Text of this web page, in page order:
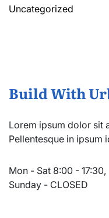
Uncategorized
Build With
Lorem ipsum dolor sit
Pellentesque in ipsum
Mon - Sat 8:00 - 17:30,
Sunday - CLOSED